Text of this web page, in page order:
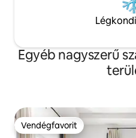
Egyéb nagyszerű
Vendégfavorit
Vendégfavorit